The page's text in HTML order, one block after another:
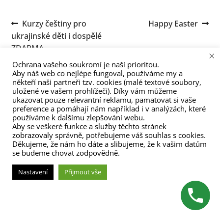
Navigace
pro
příspěvek
Předchozí
příspěvek:
Kurzy češtiny pro
ukrajinské děti i dospělé
ZDARMA.
Následující
Happy Easter
(C) Zita Nováková 2023
Ochrana vašeho soukromí je naší prioritou.
Aby náš web co nejlépe fungoval, používáme my a
někteří naši partneři tzv. cookies (malé textové soubory,
uložené ve vašem prohlížeči). Díky vám můžeme
ukazovat pouze relevantní reklamu, pamatovat si vaše
preference a pomáhají nám například i v analýzách, které
používáme k dalšímu zlepšování webu.
Aby se veškeré funkce a služby těchto stránek
zobrazovaly správně, potřebujeme váš souhlas s cookies.
Děkujeme, že nám ho dáte a slibujeme, že k vašim datům
se budeme chovat zodpovědně.
Nastavení Přijmout vše
×